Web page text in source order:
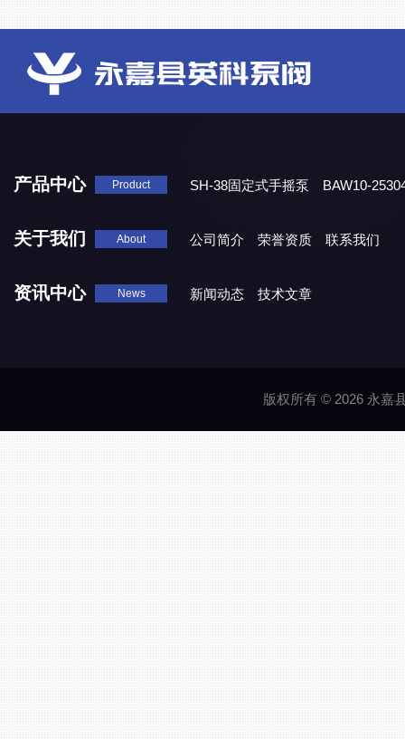
产品中心 Product SH-38固定式手摇泵
BAW10-
关于我们 About 公司简介 荣誉资质 联系我们
资讯中心 News 新闻动态 技术文章
版权所有 © 2026 永嘉